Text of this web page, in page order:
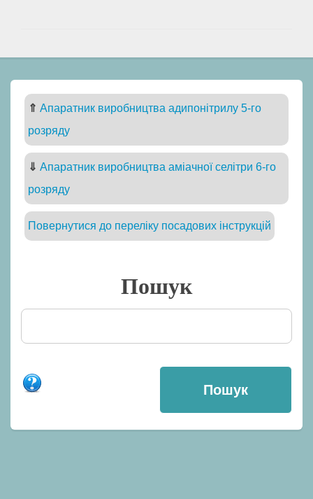
⇑ Апаратник виробництва адипонітрилу 5-го
розряду
⇓ Апаратник виробництва аміачної селітри 6-го
розряду
Повернутися до переліку посадових інструкцій
Пошук